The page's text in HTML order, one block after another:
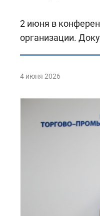
2 июня в
организации.
4 июня 2026